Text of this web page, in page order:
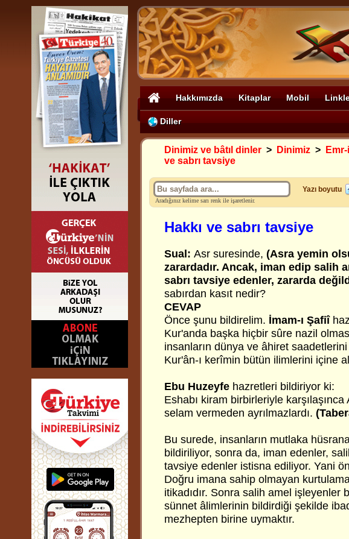
Hakkımızda Kitaplar Mobil
Diller
Dinimiz ve bâtıl dinler > Dinimiz >
ve sabrı tavsiye
Aradığınız kelime sarı renk ile işaretlenir.
Yazı boyutu
Hakkı ve sabrı tavsiye
Sual: Asr suresinde, (Asra yemin
zarardadır. Ancak, iman edip salih
sabrı tavsiye edenler, zararda
sabırdan kasıt nedir?
CEVAP
Önce şunu bildirelim. İmam-ı Şafiî
Kur'anda başka hiçbir sûre nazil
insanların dünya ve âhiret
Kur'ân-ı kerîmin bütün ilimlerini içine
Ebu Huzeyfe hazretleri bildiriyor ki:
Eshabı kiram birbirleriyle
selam vermeden ayrılmazlardı.
Bu surede, insanların mutlaka
bildiriliyor, sonra da, iman edenler,
tavsiye edenler istisna ediliyor. Yani
Doğru imana sahip olmayan
itikadıdır. Sonra salih amel işleyenler
sünnet âlimlerinin bildirdiği şekilde
mezhepten birine uymaktır.